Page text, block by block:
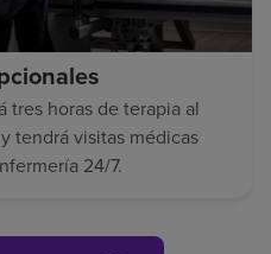
tres horas de terapia al
tendrá visitas médicas
24/7.